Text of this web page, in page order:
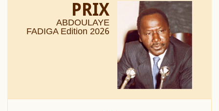
PRIX
ABDOULAYE
FADIGA Edition 2026